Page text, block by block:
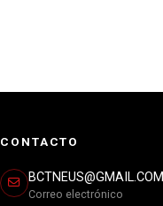
CONTACTO
BCTNEUS@GMAIL.COM
Correo electrónico